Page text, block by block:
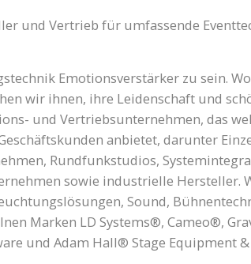
und Vertrieb für umfassende
Emotionsverstärker zu sein.
wir ihnen, ihre Leidenschaft und
und Vertriebsunternehmen, das
anbietet, darunter
Rundfunkstudios,
sowie industrielle Hersteller.
Sound,
Marken LD Systems®, Cameo®,
und Adam Hall® Stage Equipment &